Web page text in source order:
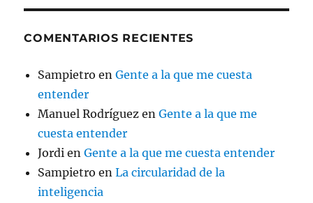
COMENTARIOS RECIENTES
Sampietro enGente a la que me cuesta
entender
Manuel Rodríguez enGente a la que me
cuesta entender
Jordi enGente a la que me cuesta entender
Sampietro enLa circularidad de la
inteligencia